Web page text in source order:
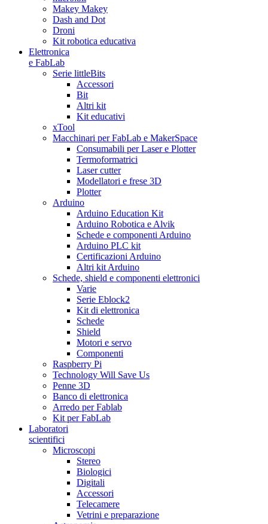
Makey Makey
Dash and Dot
Droni
Kit robotica educativa
Elettronica
e FabLab
Serie littleBits
Accessori
Bit
Altri kit
Kit educativi
xTool
Macchinari per FabLab e MakerSpace
Consumabili per Laser e Plotter
Termoformatrici
Laser cutter
Modellatori e frese 3D
Plotter
Arduino
Arduino Education Kit
Arduino Robotica e Alvik
Schede e componenti Arduino
Arduino PLC kit
Certificazioni Arduino
Altri kit Arduino
Schede, shield e componenti elettronici
Varie
Serie Eblock2
Kit di elettronica
Schede
Shield
Motori e servo
Componenti
Raspberry Pi
Technology Will Save Us
Penne 3D
Banco di elettronica
Arredo per Fablab
Kit per FabLab
Laboratori
scientifici
Microscopi
Stereo
Biologici
Digitali
Accessori
Telecamere
Vetrini e preparazione